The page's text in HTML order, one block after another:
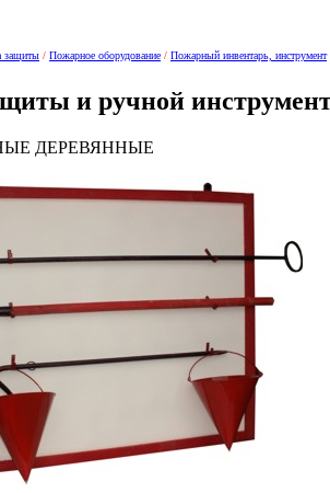
защиты / Пожарное оборудование / Пожарный инвентарь, инструмент
и ручной
ДЕРЕВЯННЫЕ